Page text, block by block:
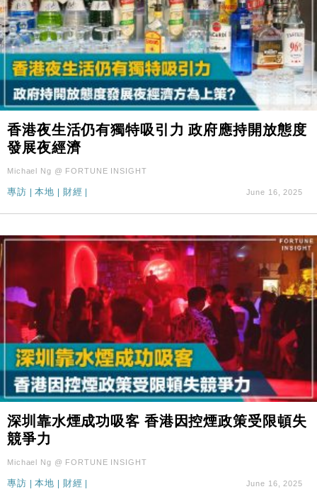
香港夜生活仍有獨特吸引力 政府應持開放態度
發展夜經濟
Michael Ng @ FORTUNE INSIGHT
專訪 |本地 財經 June 16, 2025
深圳靠水煙成功吸客 香港因控煙政策受限頓失
競爭力
Michael Ng @ FORTUNE INSIGHT
專訪 |本地 | 財經 | June 16, 2025